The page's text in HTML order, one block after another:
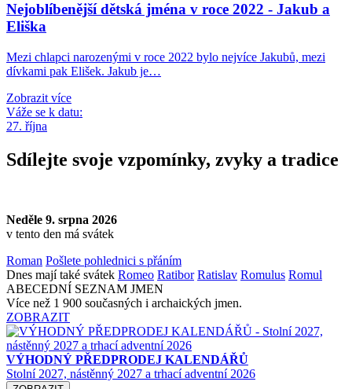
Nejoblíbenější dětská jména v roce 2022 - Jakub a
Eliška
Mezi chlapci narozenými v roce 2022 bylo nejvíce Jakubů, mezi
dívkami pak Elišek. Jakub je…
Zobrazit více
Váže se k datu:
27. října
Sdílejte svoje vzpomínky, zvyky a tradice
Neděle 9. srpna 2026
v tento den má svátek
Roman Pošlete pohlednici s přáním
Dnes mají také svátek Romeo Ratibor Ratislav Romulus Romul
ABECEDNÍ SEZNAM JMEN
Více než 1 900 současných i archaických jmen.
ZOBRAZIT
VÝHODNÝ PŘEDPRODEJ KALENDÁŘŮ
Stolní 2027, nástěnný 2027 a trhací adventní 2026